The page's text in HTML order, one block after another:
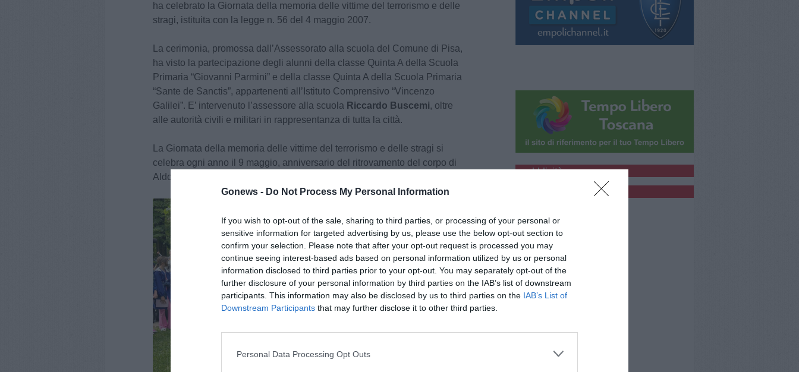
Gonews - Do Not Process My Personal Information
If you wish to opt-out of the sale, sharing to third parties, or processing of your personal or
sensitive information for targeted advertising by us, please use the below opt-out section to
confirm your selection. Please note that after your opt-out request is processed you may
continue seeing interest-based ads based on personal information utilized by us or personal
information disclosed to third parties prior to your opt-out. You may separately opt-out of the
further disclosure of your personal information by third parties on the IAB’s list of downstream
participants. This information may also be disclosed by us to third parties on the IAB’s List of
Downstream Participants that may further disclose it to other third parties.
Personal Data Processing Opt Outs
ha celebrato la Giornata della memoria delle vittime del terrorismo e delle
stragi, istituita con la legge n. 56 del 4 maggio 2007.
La cerimonia, promossa dall’Assessorato alla scuola del Comune di Pisa,
ha visto la partecipazione degli alunni della classe Quinta A della Scuola
Primaria “Giovanni Parmini” e della classe Quinta A della Scuola Primaria
“Sante de Sanctis”, appartenenti all’Istituto Comprensivo “Vincenzo
Galilei”. E’ intervenuto l’assessore alla scuola Riccardo Buscemi, oltre
alle autorità civili e militari in rappresentanza di tutta la città.
La Giornata della memoria delle vittime del terrorismo e delle stragi si
celebra ogni anno il 9 maggio, anniversario del ritrovamento del corpo di
Aldo Moro, ucciso dalle Brigate Rosse.
pubblicità